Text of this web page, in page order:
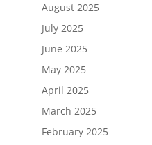
August 2025
July 2025
June 2025
May 2025
April 2025
March 2025
February 2025